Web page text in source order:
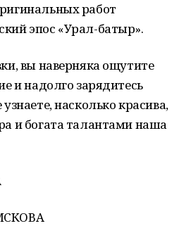
работ
эпос «Урал-батыр».
вы наверняка ощутите
и надолго зарядитесь
насколько красива,
и богата талантами наша